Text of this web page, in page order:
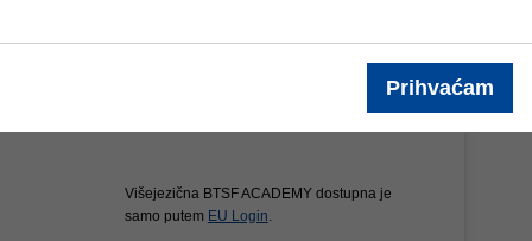
Višejezična BTSF ACADEMY dostupna je
samo putem EU Login.
Prihvaćam